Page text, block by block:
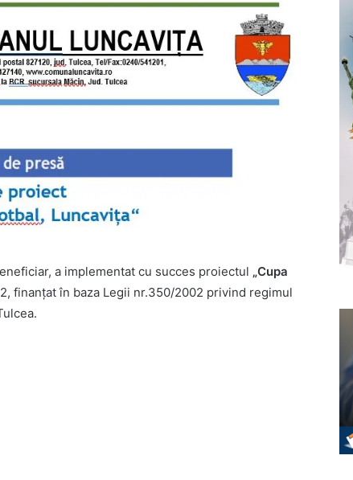
a implementat cu succes proiectul „Cupa
finanțat în baza Legii nr.350/2002 privind regimul